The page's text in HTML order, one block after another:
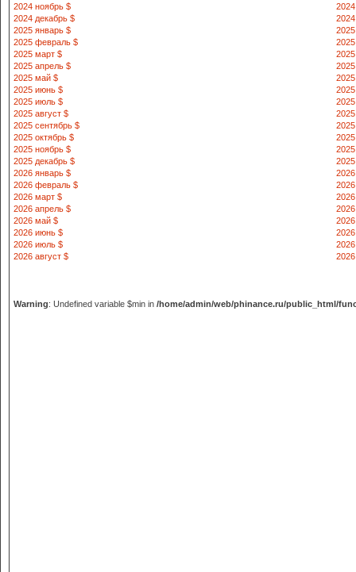
2024 ноябрь $
2024 декабрь $
2025 январь $
2025 февраль $
2025 март $
2025 апрель $
2025 май $
2025 июнь $
2025 июль $
2025 август $
2025
2025 сентябрь $
2025 октябрь $
2025 ноябрь $
2025 декабрь $
2026 январь $
2026 февраль $
2026 март $
2026 апрель $
2026 май $
2026 июнь $
2026 июль $
2026 август $
2026
Warning: Undefined variable $min in /home/admin/web/phinance.ru/public_html/